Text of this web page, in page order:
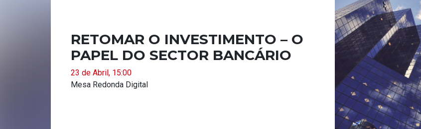
RETOMAR O INVESTIMENTO – O
PAPEL DO SECTOR BANCÁRIO
23 de Abril, 15:00
Mesa Redonda Digital